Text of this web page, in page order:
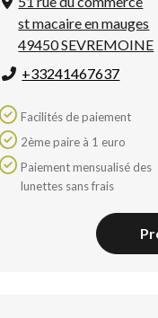
st macaire en mauges
49450 SEVREMOINE
+33241467637
Facilités de paiement
2ème paire à 1 euro
lunettes sans frais